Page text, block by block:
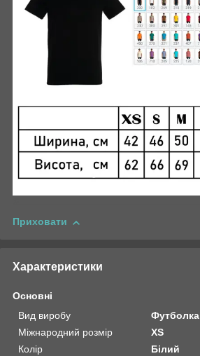
Приховати
Характеристики
Основні
Вид виробу
Футболка
Міжнародний розмір
XS
Колір
Білий